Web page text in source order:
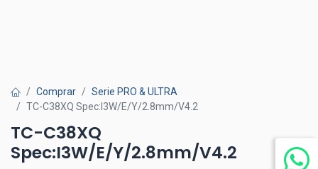
Comprar
Serie PRO & ULTRA
TC-C38XQ Spec:I3W/E/Y/2.8mm/V4.2
TC-C38XQ
Spec:I3W/E/Y/2.8mm/V4.2